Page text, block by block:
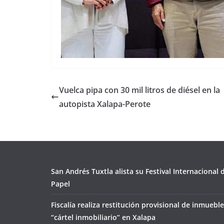
Vuelca pipa con 30 mil litros de diésel en la
autopista Xalapa-Perote
San Andrés Tuxtla alista su Festival Internacional
Papel
Fiscalía realiza restitución provisional de
“cártel inmobiliario” en Xalapa